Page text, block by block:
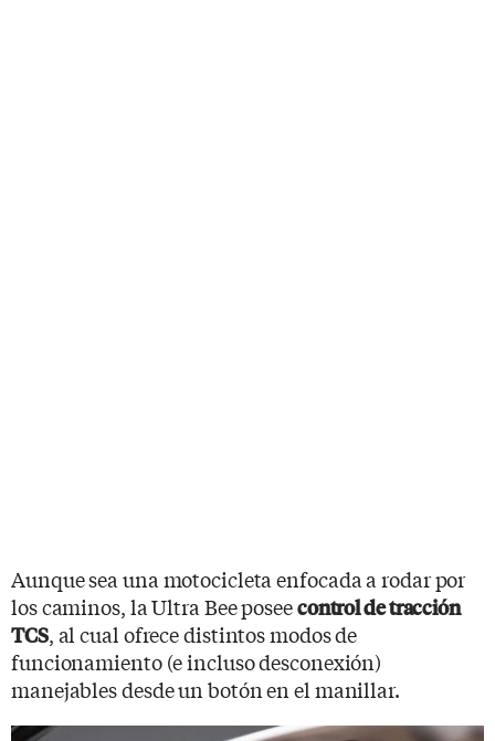
Aunque sea una motocicleta enfocada a rodar por
los caminos, la Ultra Bee poseecontrol de tracción
TCS, al cual ofrece distintos modos de
funcionamiento (e incluso desconexión)
manejables desde un botón en el manillar.